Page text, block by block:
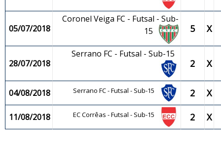
05/07/2018
Coronel Veiga FC - Futsal - Sub-
15
5 X
28/07/2018
Serrano FC - Futsal - Sub-15
2 X
04/08/2018 Serrano FC - Futsal - Sub-15 2 X
11/08/2018 EC Corrêas - Futsal - Sub-15 2 X